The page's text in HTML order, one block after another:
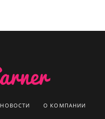
НОВОСТИ О КОМПАНИИ